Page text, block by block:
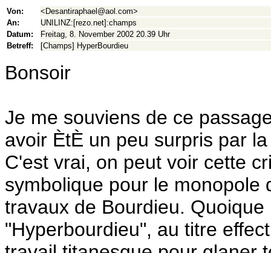
Von:
<Desantiraphael@aol.com>
An:
UNILINZ:[rezo.net]:champs
Datum:
Freitag, 8. November 2002 20.39 Uhr
Betreff:
[Champs] HyperBourdieu
Bonsoir
Je me souviens de ce
avoir ÈtÈ un peu surpris par
C'est vrai, on peut voir cette
symbolique pour le monopole
travaux de Bourdieu.
"Hyperbourdieu", au titre